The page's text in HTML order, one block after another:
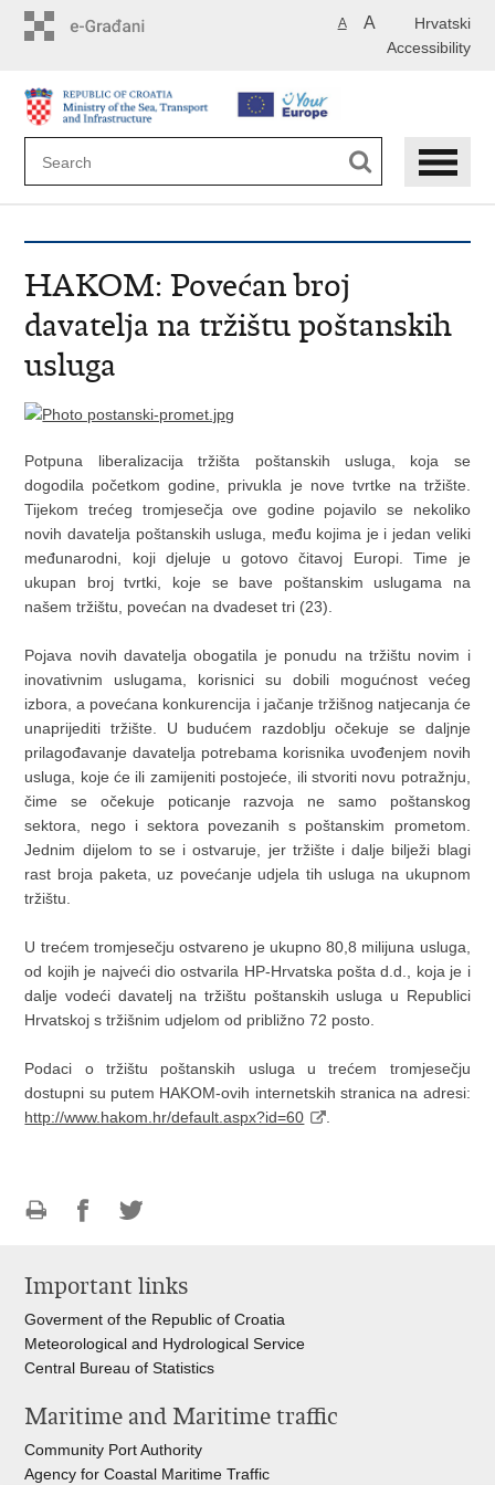
Hrvatski
A A
Accessibility
HAKOM: Povećan broj
davatelja na tržištu poštanskih
usluga
Potpuna liberalizacija tržišta poštanskih usluga, koja se
dogodila početkom godine, privukla je nove tvrtke na tržište.
Tijekom trećeg tromjesečja ove godine pojavilo se nekoliko
novih davatelja poštanskih usluga, među kojima je i jedan veliki
međunarodni, koji djeluje u gotovo čitavoj Europi. Time je
ukupan broj tvrtki, koje se bave poštanskim uslugama na
našem tržištu, povećan na dvadeset tri (23).
Pojava novih davatelja obogatila je ponudu na tržištu novim i
inovativnim uslugama, korisnici su dobili mogućnost većeg
izbora, a povećana konkurencija i jačanje tržišnog natjecanja će
unaprijediti tržište. U budućem razdoblju očekuje se daljnje
prilagođavanje davatelja potrebama korisnika uvođenjem novih
usluga, koje će ili zamijeniti postojeće, ili stvoriti novu potražnju,
čime se očekuje poticanje razvoja ne samo poštanskog
sektora, nego i sektora povezanih s poštanskim prometom.
Jednim dijelom to se i ostvaruje, jer tržište i dalje bilježi blagi
rast broja paketa, uz povećanje udjela tih usluga na ukupnom
tržištu.
U trećem tromjesečju ostvareno je ukupno 80,8 milijuna usluga,
od kojih je najveći dio ostvarila HP-Hrvatska pošta d.d., koja je i
dalje vodeći davatelj na tržištu poštanskih usluga u Republici
Hrvatskoj s tržišnim udjelom od približno 72 posto.
Podaci o tržištu poštanskih usluga u trećem tromjesečju
dostupni su putem HAKOM-ovih internetskih stranica na adresi:
http://www.hakom.hr/default.aspx?id=60
.
page
FacebookTwitteru
Important links
Goverment of the Republic of Croatia
Meteorological and Hydrological Service
Central Bureau of Statistics
Maritime and Maritime traffic
Community Port Authority
Agency for Coastal Maritime Traffic